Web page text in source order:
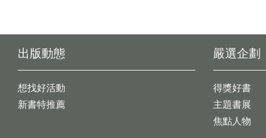
出版動態
想找好活動
新書特推薦
嚴選企劃
得獎好書
主題書展
焦點人物